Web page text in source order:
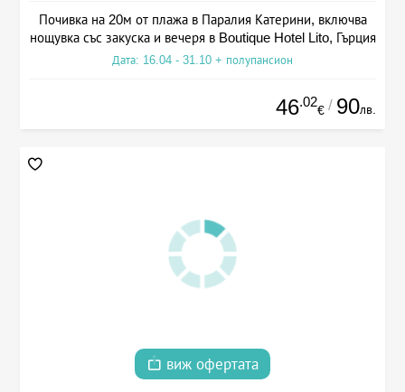
Почивка на 20м от плажа в Паралия Катерини, включва
нощувка със закуска и вечеря в Boutique Hotel Lito, Гърция
Дата: 16.04 - 31.10 + полупансион
46.02
€ / 90лв.
виж офертата